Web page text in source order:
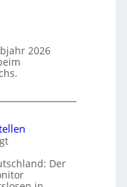
2026
Der